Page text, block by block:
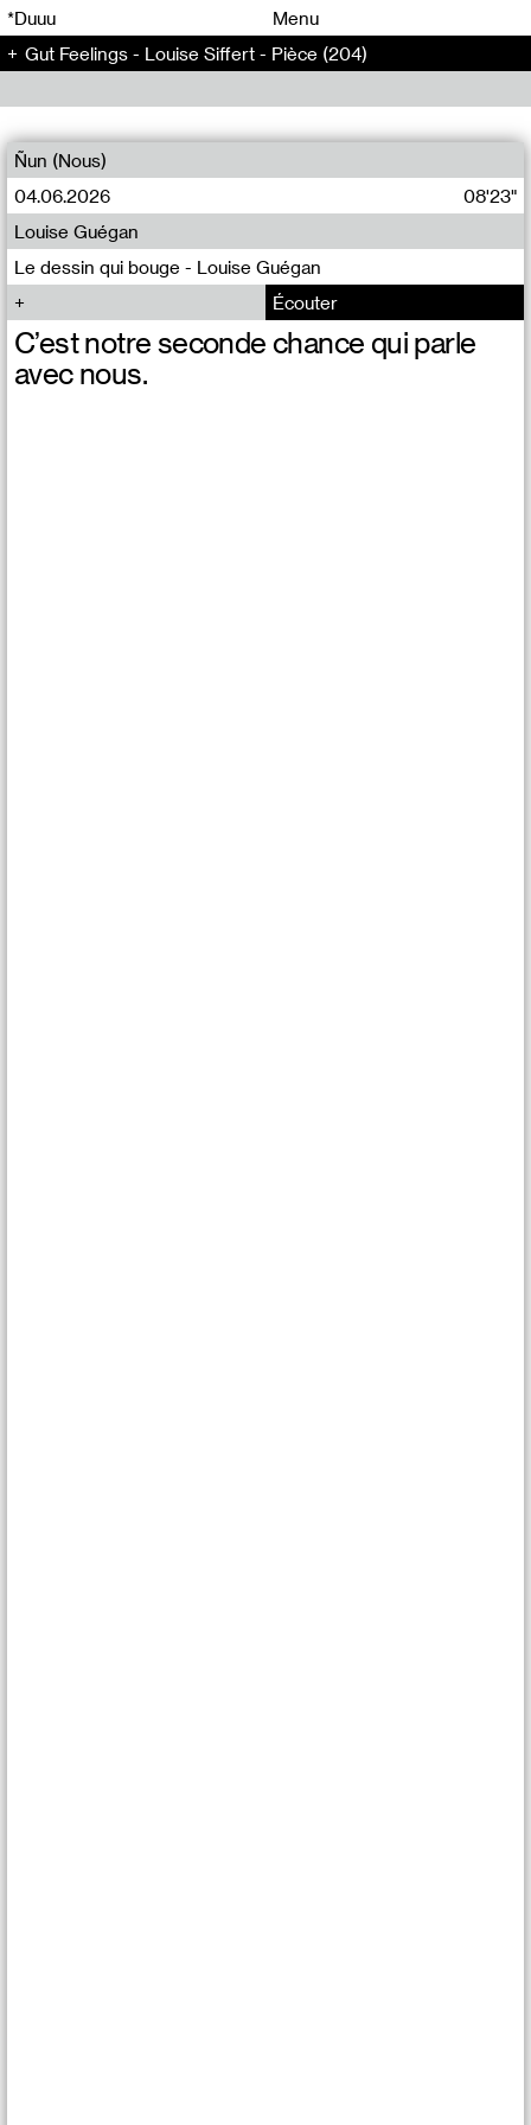
*Duuu
Menu
Gut Feelings - Louise Siffert - Pièce (204)
Ñun (Nous)
04.06.2026
08'23"
Le dessin qui bouge - Louise Guégan
Louise Guégan
Écouter
C’est notre seconde chance qui parle
avec nous.
00 00
00 00